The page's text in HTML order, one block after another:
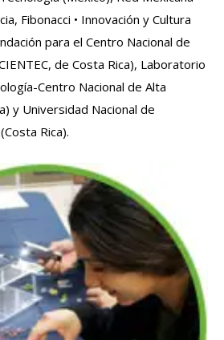
Fibonacci • Innovación y Cultura
para el Centro Nacional de
de Costa Rica), Laboratorio
Centro Nacional de Alta
y Universidad Nacional de
Rica).